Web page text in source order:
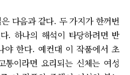
다음과 같다. 두 가지가 한꺼번
. 하나의 해석이 타당하려면 반
야 한다. 예컨대 이 작품에서 초
통이라면 요리되는 신체는 여성